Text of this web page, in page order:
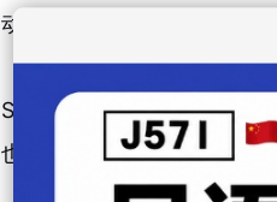
动力系统方面，取消了汽油
（PHEV）电动车型。
Sport为PHEV专用。所有车
也针对各车型进行了专属调